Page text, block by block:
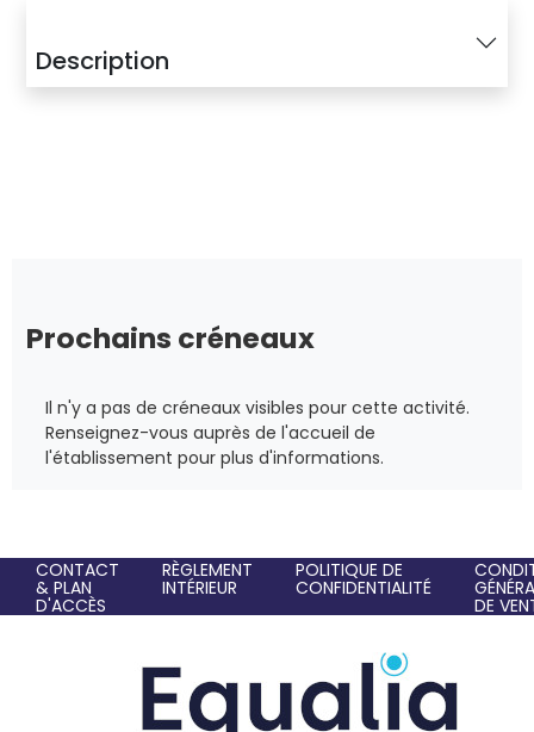
Description
Prochains créneaux
Il n'y a pas de créneaux visibles pour cette activité.
Renseignez-vous auprès de l'accueil de
l'établissement pour plus d'informations.
CONTACT
& PLAN
D'ACCÈS
RÈGLEMENT
INTÉRIEUR
POLITIQUE DE
CONFIDENTIALITÉ
DE